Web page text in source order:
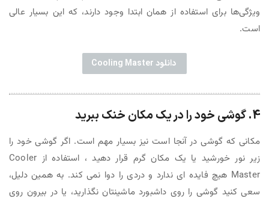
ویژگی‌ها برای استفاده از همان ابتدا وجود دارند، که این بسیار عالی
است.
دانلود Cooling Master
4. گوشی خود را در یک مکان خنک ببرید
مکانی که گوشی در آنجا است نیز بسیار مهم است. اگر گوشی خود را
زیر نور خورشید یا یک مکان گرم قرار دهید ، استفاده از Cooler
Master هیچ فایده ای ندارد و دردی را دوا نمی کند. به همین دلیل،
سعی کنید گوشی را روی داشبورد ماشینتان نگذارید، یا در بیرون روی